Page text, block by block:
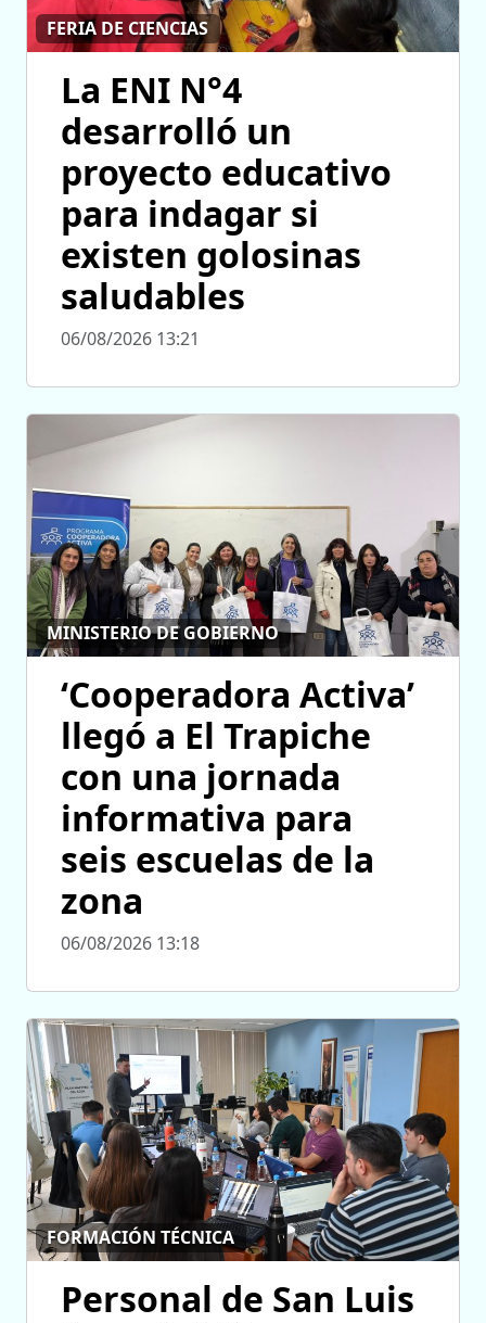
FERIA DE CIENCIAS
La ENI N°4
desarrolló un
proyecto educativo
para indagar si
existen golosinas
saludables
06/08/2026 13:21
MINISTERIO DE GOBIERNO
‘Cooperadora Activa’
llegó a El Trapiche
con una jornada
informativa para
seis escuelas de la
zona
06/08/2026 13:18
FORMACIÓN TÉCNICA
Personal de San Luis